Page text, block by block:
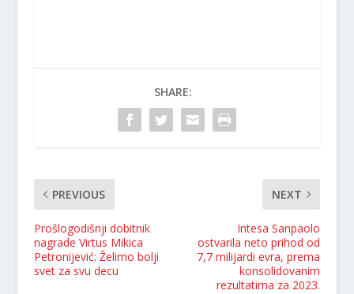
SHARE:
PREVIOUS
Prošlogodišnji dobitnik
nagrade Virtus Mikica
Petronijević: Želimo bolji
svet za svu decu
NEXT
Intesa Sanpaolo
ostvarila neto prihod od
7,7 milijardi evra, prema
konsolidovanim
rezultatima za 2023.